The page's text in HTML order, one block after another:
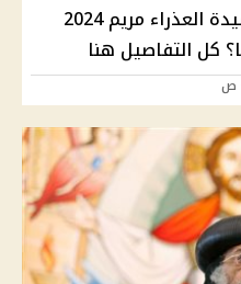
متى يختتم الأقباط صوم السيدة العذراء مريم 2024
كل التفاصيل هنا